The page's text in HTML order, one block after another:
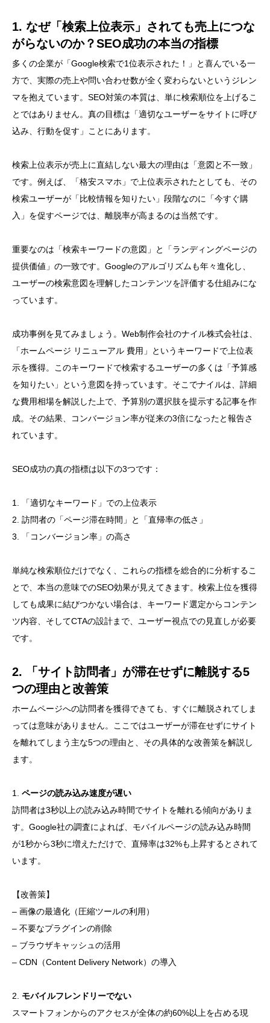
1. なぜ「検索上位表示」されても売上につな
がらないのか？SEO成功の本当の指標
多くの企業が「Google検索で1位表示された！」と喜んでいる一
方で、実際の売上や問い合わせ数が全く変わらないというジレン
マを抱えています。SEO対策の本質は、単に検索順位を上げるこ
とではありません。真の目標は「適切なユーザーをサイトに呼び
込み、行動を促す」ことにあります。
検索上位表示が売上に直結しない最大の理由は「意図と不一致」
です。例えば、「格安スマホ」で上位表示されたとしても、その
検索ユーザーが「比較情報を知りたい」段階なのに「今すぐ購
入」を促すページでは、離脱率が高まるのは当然です。
重要なのは「検索キーワードの意図」と「ランディングページの
提供価値」の一致です。Googleのアルゴリズムも年々進化し、
ユーザーの検索意図を理解したコンテンツを評価する仕組みにな
っています。
成功事例を見てみましょう。Web制作会社のナイル株式会社は、
「ホームページ リニューアル 費用」というキーワードで上位表
示を獲得。このキーワードで検索するユーザーの多くは「予算感
を知りたい」という意図を持っています。そこでナイルは、詳細
な費用相場を解説した上で、予算別の選択肢を提示する記事を作
成。その結果、コンバージョン率が従来の3倍になったと報告さ
れています。
SEO成功の真の指標は以下の3つです：
1. 「適切なキーワード」での上位表示
2. 訪問者の「ページ滞在時間」と「直帰率の低さ」
3. 「コンバージョン率」の高さ
単純な検索順位だけでなく、これらの指標を総合的に分析するこ
とで、本当の意味でのSEO効果が見えてきます。検索上位を獲得
しても成果に結びつかない場合は、キーワード選定からコンテン
ツ内容、そしてCTAの設計まで、ユーザー視点での見直しが必要
です。
2. 「サイト訪問者」が滞在せずに離脱する5
つの理由と改善策
ホームページへの訪問者を獲得できても、すぐに離脱されてしま
っては意味がありません。ここではユーザーが滞在せずにサイト
を離れてしまう主な5つの理由と、その具体的な改善策を解説し
ます。
1. ページの読み込み速度が遅い
訪問者は3秒以上の読み込み時間でサイトを離れる傾向がありま
す。Google社の調査によれば、モバイルページの読み込み時間
が1秒から3秒に増えただけで、直帰率は32%も上昇するとされて
います。
【改善策】
– 画像の最適化（圧縮ツールの利用）
– 不要なプラグインの削除
– ブラウザキャッシュの活用
– CDN（Content Delivery Network）の導入
2. モバイルフレンドリーでない
スマートフォンからのアクセスが全体の約60%以上を占める現